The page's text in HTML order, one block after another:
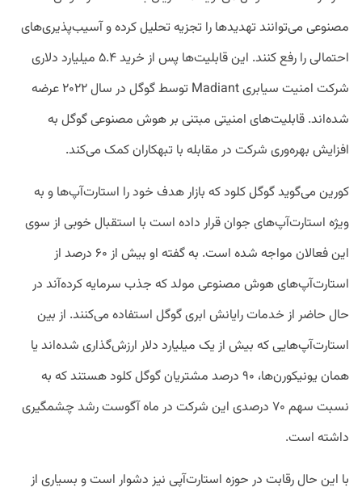
مصنوعی می‌توانند تهدید‌ها را تجزیه‌ تحلیل کرده و آسیب‌پذیری‌های
احتمالی را رفع کنند. این قابلیت‌ها پس از خرید ۵.۴ میلیارد دلاری
شرکت امنیت سیابری Madiant توسط گوگل در سال ۲۰۲۲ عرضه
شده‌اند. قابلیت‌های امنیتی مبتنی بر هوش مصنوعی گوگل به
افزایش بهره‌وری شرکت در مقابله با تبهکاران کمک می‌کند.
کورین می‌گوید گوگل کلود که بازار هدف خود را استارت‌آپ‌ها و به
ویژه استارت‌آپ‌های جوان قرار داده است با استقبال خوبی از سوی
این فعالان مواجه شده است. به گفته او بیش از ۶۰ درصد از
استارت‌آپ‌های هوش مصنوعی مولد که جذب سرمایه‌ کرده‌آند در
حال حاضر از خدمات رایانش ابری گوگل استفاده می‌کنند. از بین
استارت‌آپ‌هایی که بیش از یک میلیارد دلار ارزش‌گذاری شده‌اند یا
همان یونیکورن‌ها، ۹۰ درصد مشتریان گوگل کلود هستند که به
نسبت سهم ۷۰ درصدی این شرکت در ماه آگوست رشد چشمگیری
داشته است.
با این حال رقابت در حوزه استارت‌آپی نیز دشوار است و بسیاری از